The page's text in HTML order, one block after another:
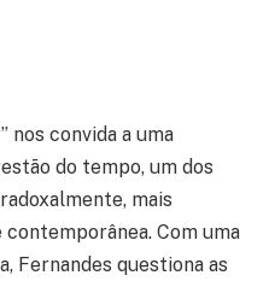
nos convida a uma
do tempo, um dos
mais
Com uma
Fernandes questiona as